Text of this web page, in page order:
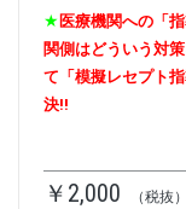
★医療機関への「
関側はどういう対
て「模擬レセプト
決!!
￥2,000 （税抜）